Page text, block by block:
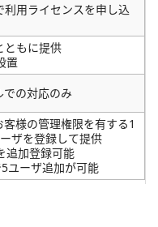
用ライセンスを申し込
ともに提供
置
の対応のみ
様の管理権限を有する1
ザを登録して提供
加登録可能
ユーザ追加が可能